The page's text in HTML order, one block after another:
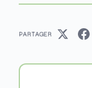
PARTAGER